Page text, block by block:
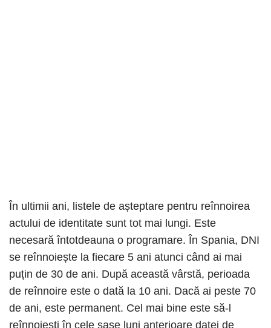
În ultimii ani, listele de așteptare pentru reînnoirea
actului de identitate sunt tot mai lungi. Este
necesară întotdeauna o programare. În Spania, DNI
se reînnoiește la fiecare 5 ani atunci când ai mai
puțin de 30 de ani. După această vârstă, perioada
de reînnoire este o dată la 10 ani. Dacă ai peste 70
de ani, este permanent. Cel mai bine este să-l
reînnoiești în cele șase luni anterioare datei de